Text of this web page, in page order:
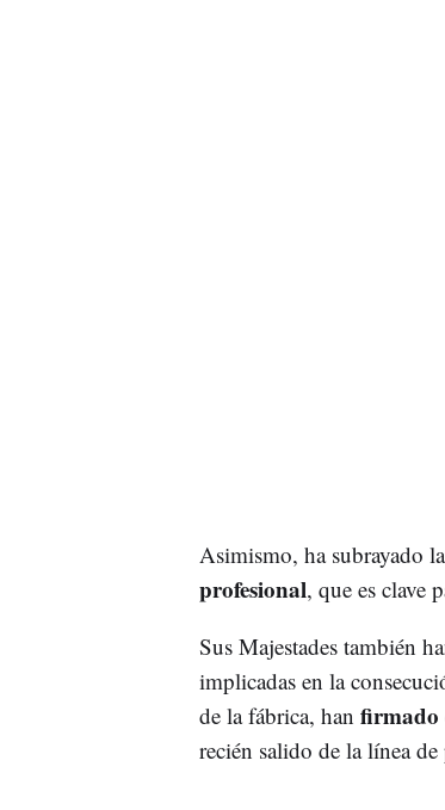
Asimismo, ha subrayado
profesional, que es clave
Sus Majestades también
implicadas en la
de la fábrica, han firmado
recién salido de la línea